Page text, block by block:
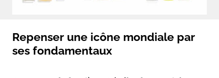
Repenser une icône mondiale par
ses fondamentaux